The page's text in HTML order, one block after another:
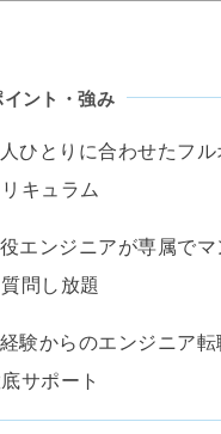
ント・強み
ひとりに合わせたフル
キュラム
エンジニアが専属でマ
問し放題
験からのエンジニア
サポート